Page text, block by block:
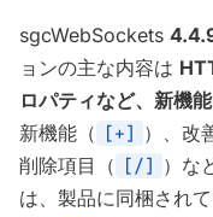
sgcWebSockets
ョンの主な内容は
ロパティなど、新機
新機能（ [+] ）、改
削除項目（ [/] ）な
は、製品に同梱され